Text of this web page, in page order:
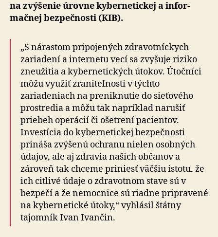
na zvý­še­nie úrovne kyber­ne­tickej a in­for­
mač­nej bez­peč­nosti (KIB).
„S nárastom pripojených zdravotníckych
zariadení a internetu vecí sa zvyšuje riziko
zneužitia a kybernetických útokov. Útočníci
môžu využiť zraniteľnosti v týchto
zariadeniach na preniknutie do sieťového
prostredia a môžu tak napríklad narušiť
priebeh operácií či ošetrení pacientov.
Investícia do kybernetickej bezpečnosti
prináša zvýšenú ochranu nielen osobných
údajov, ale aj zdravia našich občanov a
zároveň tak chceme priniesť väčšiu istotu, že
ich citlivé údaje o zdravotnom stave sú v
bezpečí a že nemocnice sú riadne pripravené
na kybernetické útoky,“ vyhlásil štátny
tajomník Ivan Ivančin.